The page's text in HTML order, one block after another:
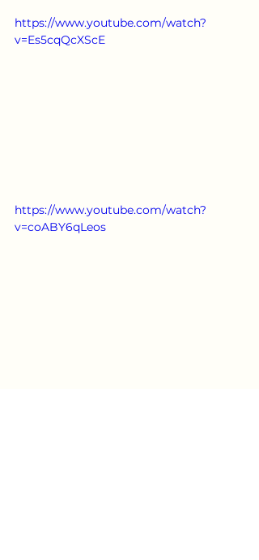
https://www.youtube.com/watch?
v=Es5cqQcXScE
https://www.youtube.com/watch?
v=coABY6qLeos